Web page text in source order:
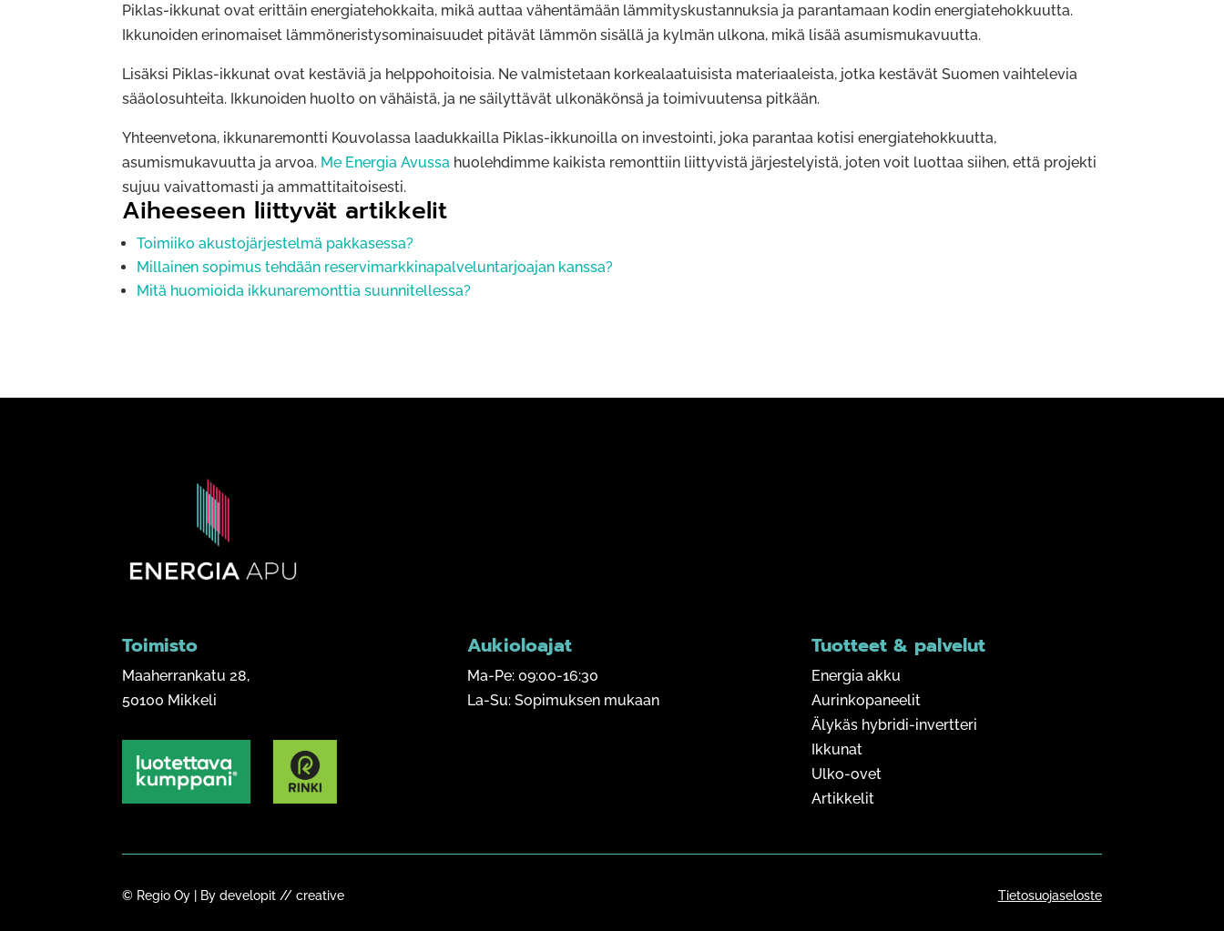
Piklas-ikkunat ovat erittäin energiatehokkaita, mikä auttaa vähentämään lämmityskustannuksia ja parantamaan kodin energiatehokkuutta.
Ikkunoiden erinomaiset lämmöneristysominaisuudet pitävät lämmön sisällä ja kylmän ulkona, mikä lisää asumismukavuutta.
Lisäksi Piklas-ikkunat ovat kestäviä ja helppohoitoisia. Ne valmistetaan korkealaatuisista materiaaleista, jotka kestävät Suomen vaihtelevia
sääolosuhteita. Ikkunoiden huolto on vähäistä, ja ne säilyttävät ulkonäkönsä ja toimivuutensa pitkään.
Yhteenvetona, ikkunaremontti Kouvolassa laadukkailla Piklas-ikkunoilla on investointi, joka parantaa kotisi energiatehokkuutta,
asumismukavuutta ja arvoa. Me Energia Avussa huolehdimme kaikista remonttiin liittyvistä järjestelyistä, joten voit luottaa siihen, että projekti
sujuu vaivattomasti ja ammattitaitoisesti.
Aiheeseen liittyvät artikkelit
Toimiiko akustojärjestelmä pakkasessa?
Millainen sopimus tehdään reservimarkkinapalveluntarjoajan kanssa?
Mitä huomioida ikkunaremonttia suunnitellessa?
Toimisto
Maaherrankatu 28,
50100 Mikkeli
Aukioloajat
Ma-Pe: 09:00-16:30
La-Su: Sopimuksen mukaan
Tuotteet & palvelut
Energia akku
Aurinkopaneelit
Älykäs hybridi-invertteri
Ikkunat
Ulko-ovet
Artikkelit
© Regio Oy | Bydevelopit // creative Tietosuojaseloste